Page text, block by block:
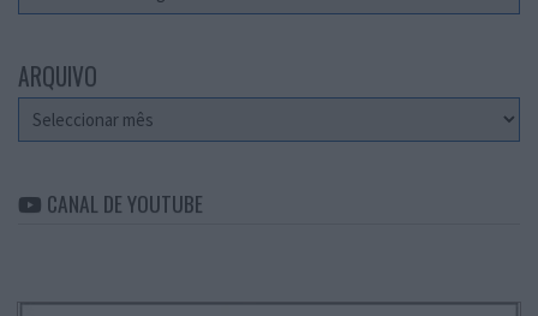
ARQUIVO
Arquivo
CANAL DE YOUTUBE